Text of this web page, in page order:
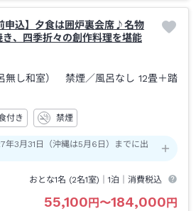
申込】夕食は囲炉裏会席♪名物
き、四季折々の創作料理を堪能
無し和室） 禁煙／風呂なし 12畳＋踏
付き 禁煙
3月31日（沖縄は5月6日）までに出
おとな1名 (2名1室)｜1泊 ｜消費税込
55,100円〜184,000円